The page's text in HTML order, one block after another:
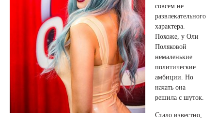
совсем не
развлекательного
характера.
Похоже, у Оли
Поляковой
немаленькие
политические
амбиции. Но
начать она
решила с шуток.
Стало известно,